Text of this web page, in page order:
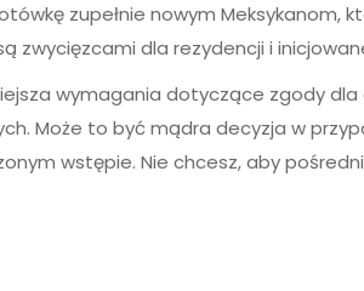
zupełnie nowym Meksykanom,
dla rezydencji i
wymagania dotyczące zgody
Może to być mądra decyzja w
wstępie. Nie chcesz, aby